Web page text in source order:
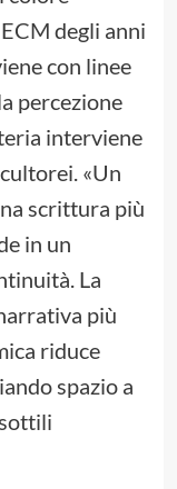
degli anni
con linee
percezione
interviene
«Un
scrittura più
in un
La
più
riduce
spazio a